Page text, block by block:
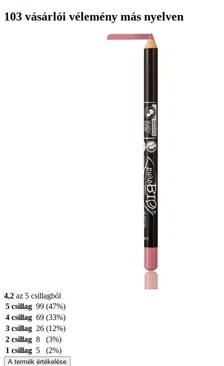
103 vásárlói vélemény más nyelven
4,2 az 5 csillagból
5 csillag 99 (47%)
4 csillag 69 (33%)
3 csillag 26 (12%)
2 csillag 8
(3%)
1 csillag 5 (2%)
A termék értékelése